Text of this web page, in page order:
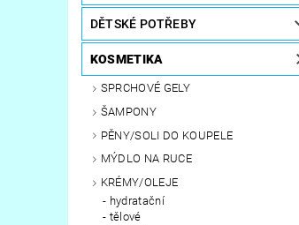
DĚTSKÉ POTŘEBY
KOSMETIKA
SPRCHOVÉ GELY
ŠAMPONY
PĚNY/SOLI DO KOUPELE
MÝDLO NA RUCE
KRÉMY/OLEJE
hydratační
tělové